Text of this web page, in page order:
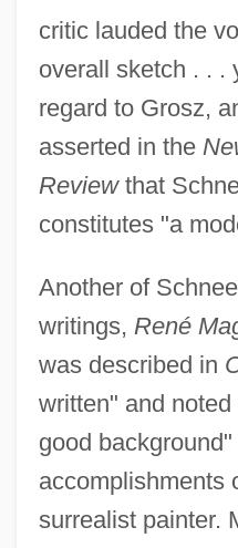
critic lauded the
overall sketch . . .
regard to Grosz,
asserted in the
Reviewthat
constitutes "a
Another of
writings, René
was described in
written" and
good
accomplishments
surrealist painter.